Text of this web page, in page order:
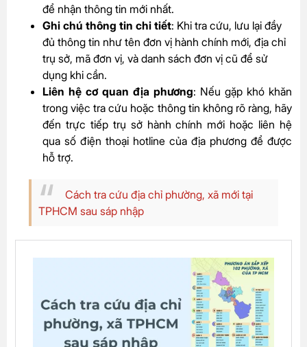
để nhận thông tin mới nhất.
Ghi chú thông tin chi tiết: Khi tra cứu, lưu lại đầy
đủ thông tin như tên đơn vị hành chính mới, địa chỉ
trụ sở, mã đơn vị, và danh sách đơn vị cũ để sử
dụng khi cần.
Liên hệ cơ quan địa phương: Nếu gặp khó khăn
trong việc tra cứu hoặc thông tin không rõ ràng, hãy
đến trực tiếp trụ sở hành chính mới hoặc liên hệ
qua số điện thoại hotline của địa phương để được
hỗ trợ.
Cách tra cứu địa chỉ phường, xã mới tại
TPHCM sau sáp nhập